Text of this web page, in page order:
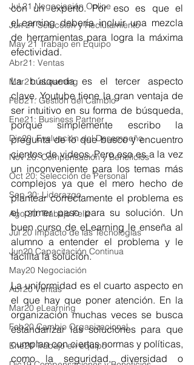
Jul 21 Negociación Online
Jun 21 Selección y Reclutamiento
May 21 Trabajo en Equipo
Abr21: Ventas
Mar21: eLearning
Feb21: Gestión del Cambio
Ene21: Business Partner
Dic20: Evaluación del Desempeño
Nov 20: Compensación y Beneficios
Oct 20: Selección de Personal
Sep 20: Liderazgo
Ago 20: Trabajo Feliz
Jul 20 Impacto de las Tecnologías
Jun20 Capacitación Continua
May20 Negociación
Abr20 Ventas
Mar20 eLearning
Feb20 Cambio Organizacional
Ene20 Trabajo en equipo
con un experto. Por eso es que el
eLearning debería incluir una mezcla
de herramientas para logra la máxima
efectividad.
La búsqueda es el tercer aspecto
clave. Youtube tiene la gran ventaja de
ser intuitivo en su forma de búsqueda,
porque simplemente escribo la
pregunta de lo que busco y encuentro
cientos de videos. Pero eso es a la vez
un inconveniente para los temas más
complejos ya que el mero hecho de
plantear correctamente el problema es
el primer paso para su solución. Un
buen curso de eLearning le enseña al
alumno a entender el problema y le
facilita la solución.
La uniformidad es el cuarto aspecto en
el que hay que poner atención. En la
organización muchas veces se busca
estandarizar las soluciones para que
cumplan con ciertas normas y políticas,
como la seguridad, diversidad o